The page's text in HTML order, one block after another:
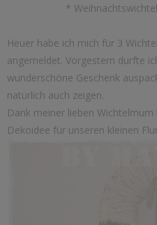
*
Heuer habe ich mich für 3
angemeldet. Vorgestern durfte
wunderschöne Geschenk
natürlich auch zeigen.
Dank meiner lieben
Dekoidee für unseren kleinen